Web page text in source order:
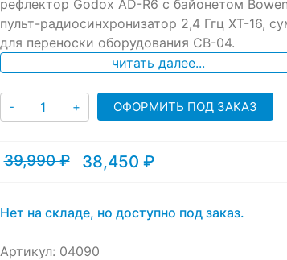
рефлектор Godox AD-R6 с байонетом
пульт-радиосинхронизатор 2,4 Ггц XT-16,
для переноски оборудования CB-04.
читать далее...
- Количество
+ ОФОРМИТЬ ПОД ЗАКАЗ
39,990₽
Первоначальная
39,990 ₽.
38,450 ₽
Текущая
Нет на складе, но доступно под заказ.
Артикул: 04090